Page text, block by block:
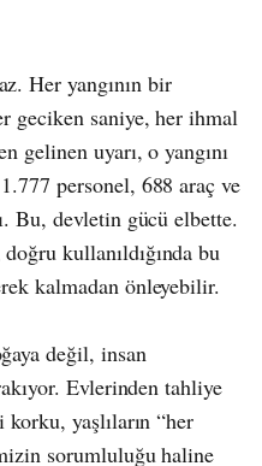
Her yangının bir
geciken saniye, her ihmal
gelinen uyarı, o yangını
personel, 688 araç ve
Bu, devletin gücü elbette.
kullanıldığında bu
kalmadan önleyebilir.
değil, insan
Evlerinden tahliye
yaşlıların “her
sorumluluğu haline